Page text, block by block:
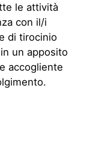
le attività
con il/i
di tirocinio
un apposito
accogliente